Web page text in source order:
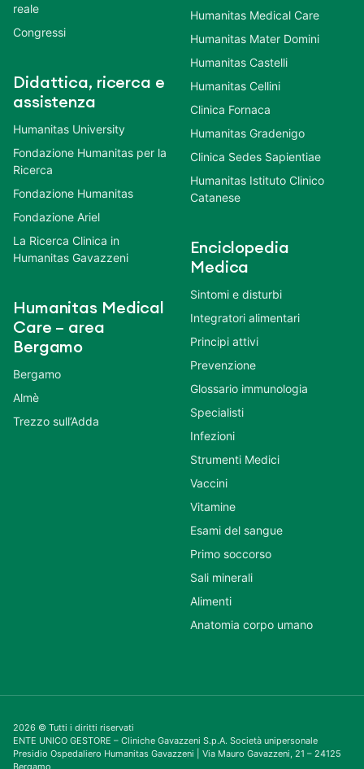
reale
Congressi
Didattica, ricerca e
assistenza
Humanitas University
Fondazione Humanitas per la
Ricerca
Fondazione Humanitas
Fondazione Ariel
La Ricerca Clinica in
Humanitas Gavazzeni
Humanitas Medical
Care – area
Bergamo
Bergamo
Almè
Trezzo sull’Adda
Humanitas Medical Care
Humanitas Mater Domini
Humanitas Castelli
Humanitas Cellini
Clinica Fornaca
Humanitas Gradenigo
Clinica Sedes Sapientiae
Humanitas Istituto Clinico
Catanese
Enciclopedia
Medica
Sintomi e disturbi
Integratori alimentari
Principi attivi
Prevenzione
Glossario immunologia
Specialisti
Infezioni
Strumenti Medici
Vaccini
Vitamine
Esami del sangue
Primo soccorso
Sali minerali
Alimenti
Anatomia corpo umano
2026 © Tutti i diritti riservati
ENTE UNICO GESTORE – Cliniche Gavazzeni S.p.A. Società unipersonale
Presidio Ospedaliero Humanitas Gavazzeni | Via Mauro Gavazzeni, 21 – 24125
Bergamo